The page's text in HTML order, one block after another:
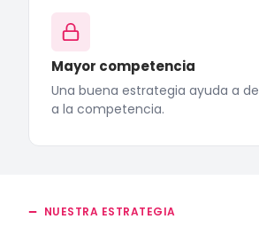
Mayor competencia
Una buena estrategia ayuda a
a la competencia.
NUESTRA ESTRATEGIA